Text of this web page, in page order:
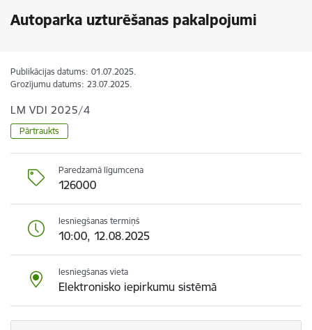
Autoparka uzturēšanas pakalpojumi
Publikācijas datums: 01.07.2025.
Grozījumu datums: 23.07.2025.
LM VDI 2025/4
Pārtraukts
Paredzamā līgumcena
126000
Iesniegšanas termiņš
10:00, 12.08.2025
Iesniegšanas vieta
Elektronisko iepirkumu sistēmā